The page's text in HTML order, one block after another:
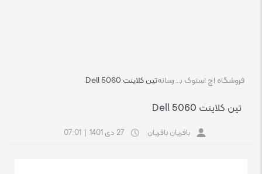
فروشگاه اچ استوک بازار انلاین تجهیزات کامپیوتر استوکرسانهتین کلاینت Dell 5060
تین کلاینت Dell 5060
باقریان باقریان 27 دی 1401 07:01